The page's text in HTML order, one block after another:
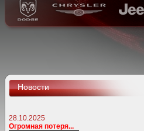
Новости
28.10.2025
Огромная потеря...